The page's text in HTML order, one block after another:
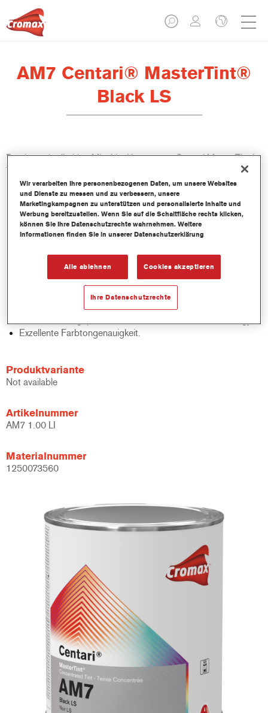
AM7 Centari® MasterTint®
Black LS
Das lösemittelhaltige Mischlackkonzentrat Centari MasterTint ist
Teil des Centari Decklack- und Basislack-Systems.
Produktmerkmale
Unverwechselbares, Vielseitiges und einfach zu
handhabenes Reparaturlacksystem.
Ein Mischbanksystem liefert alle lösemittelbasierenden
Lackqualitäten-medium - und high Solid Decklacke und
Basislacke.
Schnelle Bestandskontrolle.
Schnelle Materialverwaltung.
Spart Lagerplatz.
Exzellente Farbtongenauigkeit.
Produktvariante
Not available
Artikelnummer
AM7 1.00 LI
Materialnummer
1250073560
Wir verarbeiten Ihre personenbezogenen Daten, um unsere Websites
und Dienste zu messen und zu verbessern, unsere
Marketingkampagnen zu unterstützen und personalisierte Inhalte und
Werbung bereitzustellen. Wenn Sie auf die Schaltfläche rechts klicken,
können Sie Ihre Datenschutzrechte wahrnehmen. Weitere
Informationen finden Sie in unserer Datenschutzerklärung
Alle ablehnen Cookies akzeptieren
Ihre Datenschutzrechte